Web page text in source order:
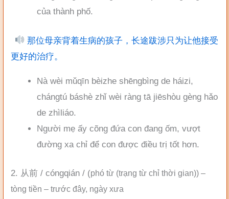
của thành phố.
那位母亲背着生病的孩子，长途跋涉只为让他接受
更好的治疗。
Nà wèi mǔqīn bèizhe shēngbìng de háizi,
chángtú báshè zhǐ wèi ràng tā jiēshòu gèng hǎo
de zhìliáo.
Người mẹ ấy cõng đứa con đang ốm, vượt
đường xa chỉ để con được điều trị tốt hơn.
2. 从前 / cóngqián / (phó từ (trạng từ chỉ thời gian)) –
tòng tiền – trước đây, ngày xưa